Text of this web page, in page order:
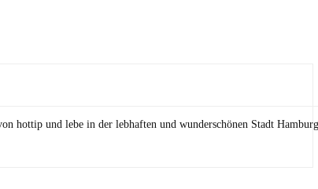
hottip und lebe in der lebhaften und wunderschönen Stadt